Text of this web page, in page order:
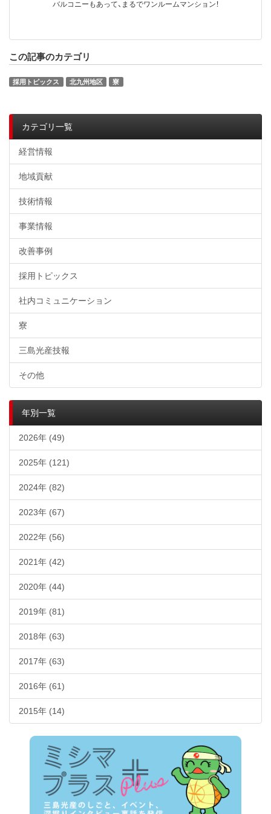
バルコニーもあって、まるでワンルームマンション！
この記事のカテゴリ
採用トピックス 北九州地区 寮
カテゴリ一覧
経営情報
地域貢献
技術情報
事業情報
改善事例
採用トピックス
社内コミュニケーション
寮
三島光産技報
その他
年別一覧
2026年 (49)
2025年 (121)
2024年 (82)
2023年 (67)
2022年 (56)
2021年 (42)
2020年 (44)
2019年 (81)
2018年 (63)
2017年 (63)
2016年 (61)
2015年 (14)